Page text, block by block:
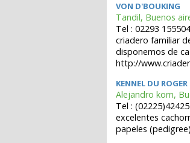
VON D'BOUKING
Tandil, Buenos
Tel : 02293
criadero familiar
disponemos de
http://
KENNEL DU ROGER
Alejandro korn,
Tel :
excelentes
papeles